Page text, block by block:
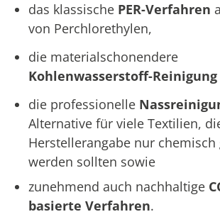
das klassische PER-Verfahren
von Perchlorethylen,
die materialschonendere
Kohlenwasserstoff-Reinigung
die professionelle
Alternative für viele Textilien,
Herstellerangabe nur
werden sollten sowie
zunehmend auch nachhaltige
basierte Verfahren.